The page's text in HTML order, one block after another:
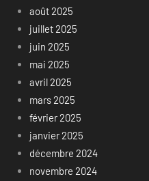
août 2025
juillet 2025
juin 2025
mai 2025
avril 2025
mars 2025
février 2025
janvier 2025
décembre 2024
novembre 2024